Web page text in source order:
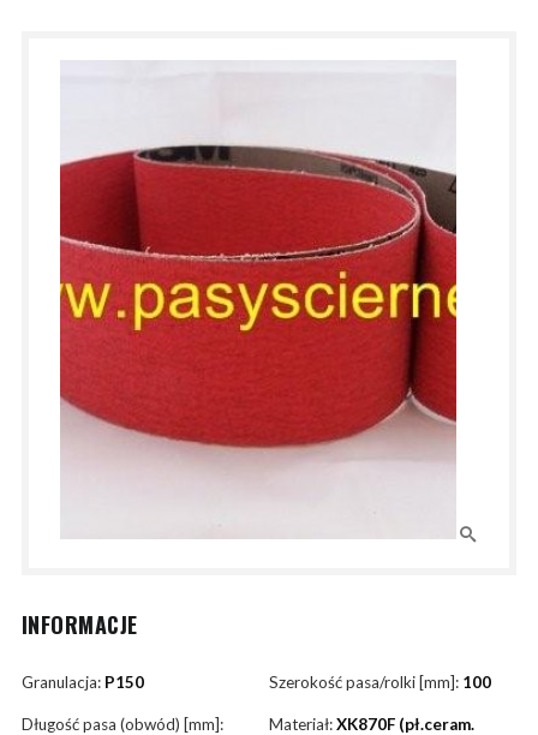
INFORMACJE
Granulacja: P150 Szerokość pasa/rolki [mm]: 100
Długość pasa (obwód) [mm]:
Materiał:XK870F (pł.ceram.